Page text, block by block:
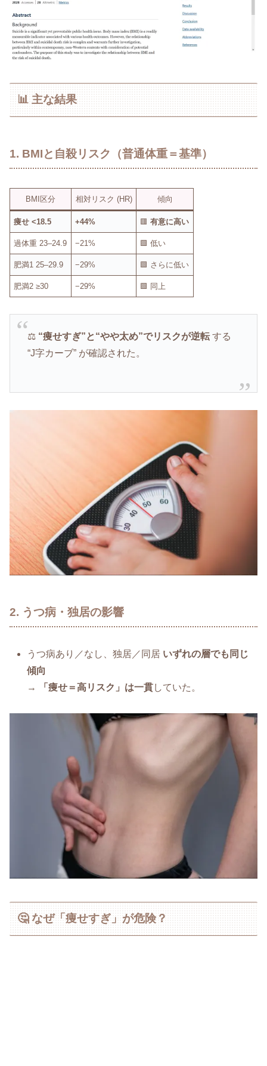
📊 主な結果
1. BMIと自殺リスク（普通体重＝基準）
BMI区分 相対リスク (HR) 傾向
痩せ <18.5 +44% 🟥有意に高い
過体重 23–24.9 −21% 🟩 低い
肥満1 25–29.9 −29% 🟩 さらに低い
肥満2 ≥30 −29% 🟩 同上
⚖️ “痩せすぎ”と“やや太め”でリスクが逆転する
“J字カーブ” が確認された。
2. うつ病・独居の影響
うつ病あり／なし、独居／同居 いずれの層でも同じ
傾向
→
「痩せ＝高リスク」は一貫していた。
🤔 なぜ「痩せすぎ」が危険？